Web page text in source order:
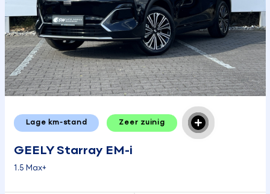
Lage km-stand Zeer zuinig
GEELY Starray EM-i
1.5 Max+